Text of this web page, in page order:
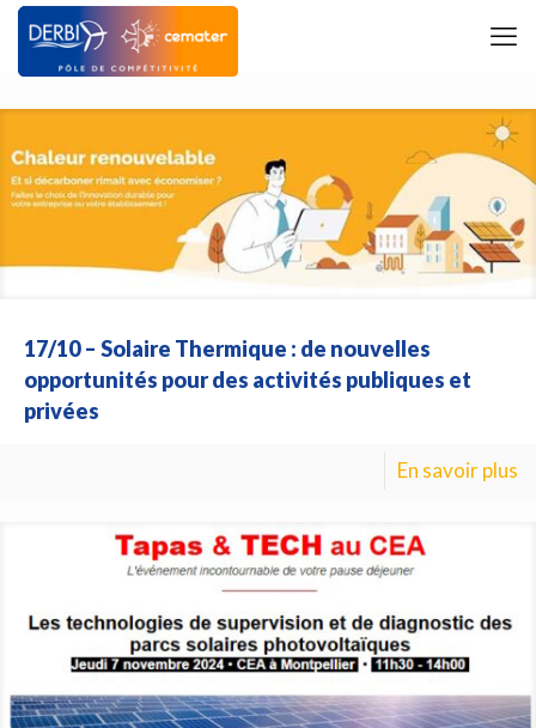
17/10 – Solaire Thermique : de nouvelles
opportunités pour des activités publiques et
privées
En savoir plus